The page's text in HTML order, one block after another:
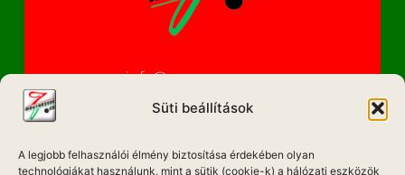
Süti beállítások
A legjobb felhasználói élmény biztosítása érdekében olyan
technológiákat használunk, mint a sütik (cookie-k) a hálózati eszközök
info@magyarzene.eu
IMPRESSZUM